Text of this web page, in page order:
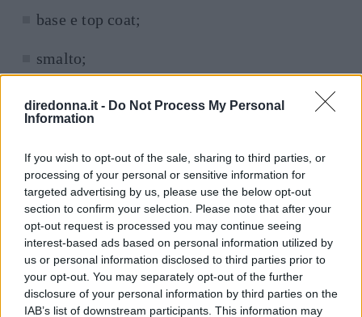
diredonna.it - Do Not Process My Personal
Information
If you wish to opt-out of the sale, sharing to third parties, or
processing of your personal or sensitive information for
targeted advertising by us, please use the below opt-out
section to confirm your selection. Please note that after your
opt-out request is processed you may continue seeing
interest-based ads based on personal information utilized by
us or personal information disclosed to third parties prior to
your opt-out. You may separately opt-out of the further
disclosure of your personal information by third parties on the
IAB’s list of downstream participants. This information may
base e top coat;
smalto;
separatore di dita dei piedi.
pedicure migliore
Per rendere il pedicure migliore, ecco i nostri
consigli di bellezza:
Continua a leggere dopo la pubblicità